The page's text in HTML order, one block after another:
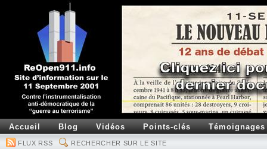
Accueil Blog Vidéos Points-clés Témoignages
FLUX RSS RECHERCHER SUR LE SITE